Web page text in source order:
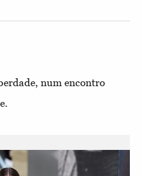
num encontro